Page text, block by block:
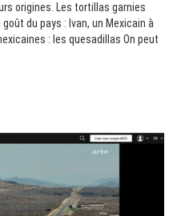
origines. Les tortillas garnies
du pays : Ivan, un Mexicain à
: les quesadillas On peut